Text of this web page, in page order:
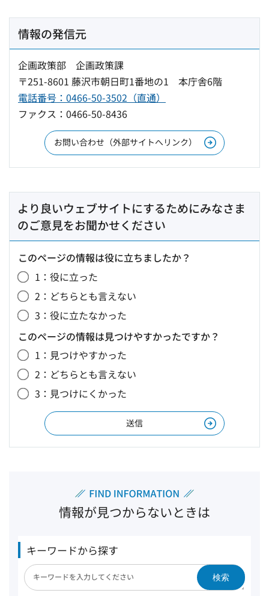
情報の発信元
企画政策部 企画政策課
〒251-8601 藤沢市朝日町1番地の1 本庁舎6階
電話番号：0466-50-3502（直通）
ファクス：0466-50-8436
お問い合わせ（外部サイトへリンク）
より良いウェブサイトにするためにみなさま
のご意見をお聞かせください
このページの情報は役に立ちましたか？
1：役に立った
2：どちらとも言えない
3：役に立たなかった
このページの情報は見つけやすかったですか？
1：見つけやすかった
2：どちらとも言えない
3：見つけにくかった
情報が見つからないときは
キーワードから探す
検索